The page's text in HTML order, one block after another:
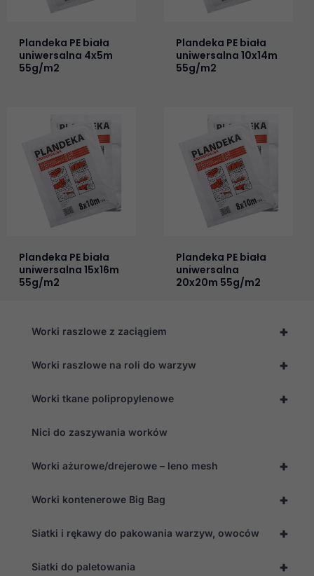
+
Worki raszlowe z zaciągiem
+
Worki raszlowe na roli do warzyw
+
Worki tkane polipropylenowe
Nici do zaszywania worków
+
Worki ażurowe/drejerowe – leno mesh
+
Worki kontenerowe Big Bag
+
Siatki i rękawy do pakowania warzyw, owoców
+
Siatki do paletowania
Plandeka PE biała
uniwersalna 4x5m
55g/m2
Plandeka PE biała
uniwersalna 10x14m
55g/m2
Plandeka PE biała
uniwersalna 15x16m
55g/m2
Plandeka PE biała
uniwersalna
20x20m 55g/m2
Te pliki cookie